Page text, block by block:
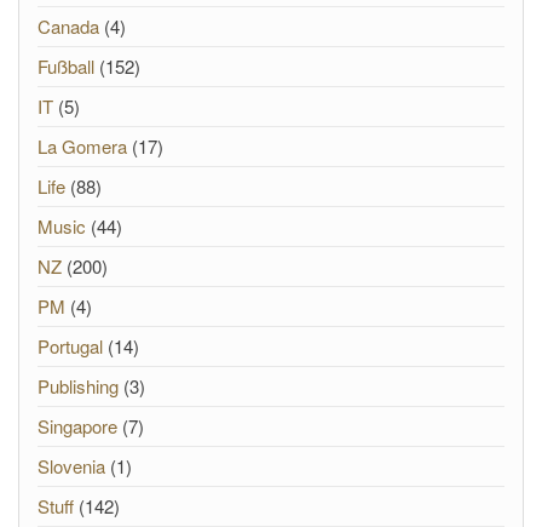
Canada (4)
Fußball (152)
IT (5)
La Gomera (17)
Life (88)
Music (44)
NZ (200)
PM (4)
Portugal (14)
Publishing (3)
Singapore (7)
Slovenia (1)
Stuff (142)